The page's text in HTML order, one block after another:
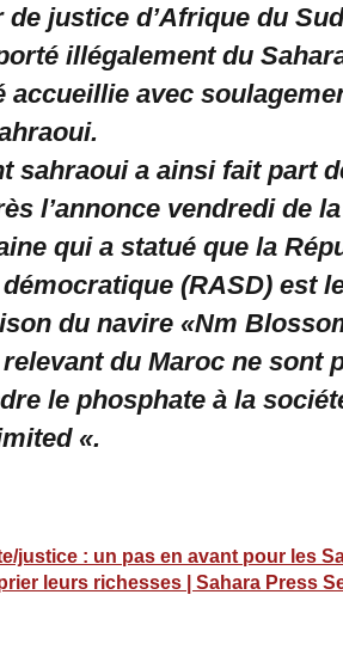
de justice d’Afrique du
illégalement du
accueillie avec
sahraoui a ainsi fait part
l’annonce vendredi de
qui a statué que la
(RASD) est
du navire «Nm
du Maroc ne sont
le phosphate à la
«.
justice : un pas en avant pour les
leurs richesses | Sahara Press